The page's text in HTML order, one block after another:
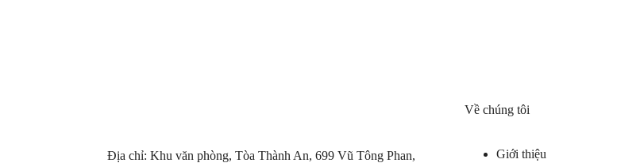
Địa chỉ: Khu văn phòng, Tòa Thành An, 699 Vũ Tông Phan,
Về chúng tôi
Giới thiệu